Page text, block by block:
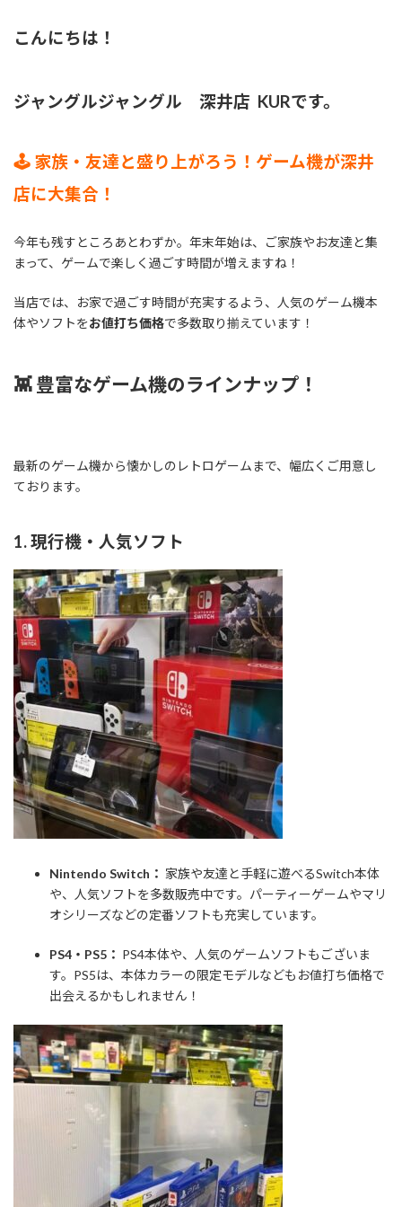
こんにちは！
ジャングルジャングル 深井店 KURです。
🕹️ 家族・友達と盛り上がろう！ゲーム機が深井
店に大集合！
今年も残すところあとわずか。年末年始は、ご家族やお友達と集
まって、ゲームで楽しく過ごす時間が増えますね！
当店では、お家で過ごす時間が充実するよう、人気のゲーム機本
体やソフトをお値打ち価格で多数取り揃えています！
👾 豊富なゲーム機のラインナップ！
最新のゲーム機から懐かしのレトロゲームまで、幅広くご用意し
ております。
1. 現行機・人気ソフト
Nintendo Switch： 家族や友達と手軽に遊べるSwitch本体
や、人気ソフトを多数販売中です。パーティーゲームやマリ
オシリーズなどの定番ソフトも充実しています。
PS4・PS5： PS4本体や、人気のゲームソフトもございま
す。PS5は、本体カラーの限定モデルなどもお値打ち価格で
出会えるかもしれません！